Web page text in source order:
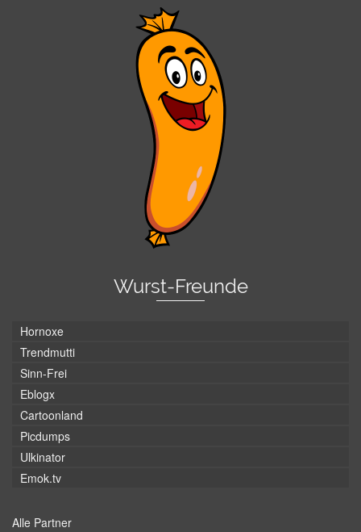
Wurst-Freunde
Hornoxe
Trendmutti
Sinn-Frei
Eblogx
Cartoonland
Picdumps
Ulkinator
Emok.tv
Alle Partner